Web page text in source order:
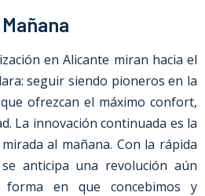
en Alicante miran hacia el
seguir siendo pioneros en la
ofrezcan el máximo confort,
La innovación continuada es la
al mañana. Con la rápida
anticipa una revolución aún
en que concebimos y